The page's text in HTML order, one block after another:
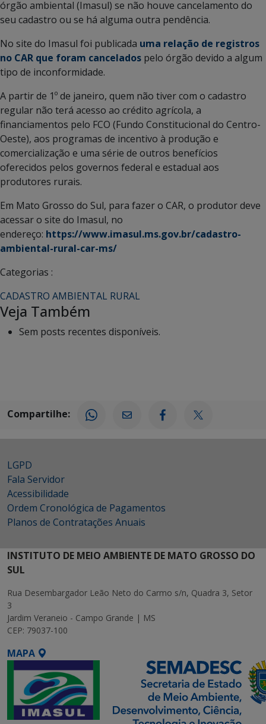
órgão ambiental (Imasul) se não houve cancelamento do
seu cadastro ou se há alguma outra pendência.
No site do Imasul foi publicada uma relação de registros
no CAR que foram cancelados pelo órgão devido a algum
tipo de inconformidade.
A partir de 1º de janeiro, quem não tiver com o cadastro
regular não terá acesso ao crédito agrícola, a
financiamentos pelo FCO (Fundo Constitucional do Centro-
Oeste), aos programas de incentivo à produção e
comercialização e uma série de outros benefícios
oferecidos pelos governos federal e estadual aos
produtores rurais.
Em Mato Grosso do Sul, para fazer o CAR, o produtor deve
acessar o site do Imasul, no
endereço: https://www.imasul.ms.gov.br/cadastro-
ambiental-rural-car-ms/
Categorias :
CADASTRO AMBIENTAL RURAL
Veja Também
Sem posts recentes disponíveis.
Compartilhe:
LGPD
Fala Servidor
Acessibilidade
Ordem Cronológica de Pagamentos
Planos de Contratações Anuais
INSTITUTO DE MEIO AMBIENTE DE MATO GROSSO DO
SUL
Rua Desembargador Leão Neto do Carmo s/n, Quadra 3, Setor
3
Jardim Veraneio - Campo Grande | MS
CEP: 79037-100
MAPA